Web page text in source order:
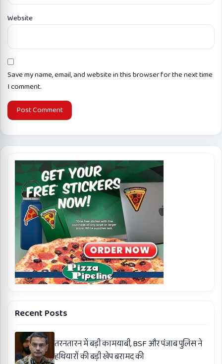
Website
Save my name, email, and website in this browser for the next time
I comment.
Recent Posts
तरनतारन में बड़ी कामयाबी, BSF और पंजाब पुलिस ने
हथियारों की बड़ी खेप बरामद की